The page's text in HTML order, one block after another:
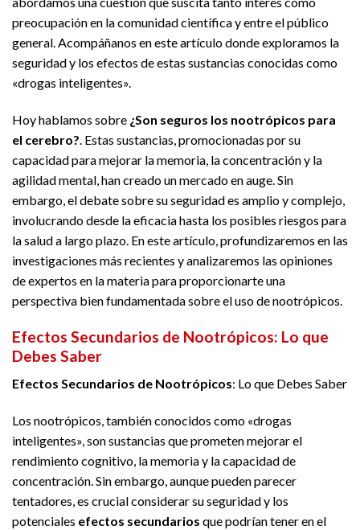
preocupación en la comunidad científica y entre el público
general. Acompáñanos en este artículo donde exploramos la
seguridad y los efectos de estas sustancias conocidas como
«drogas inteligentes».
Hoy hablamos sobre ¿Son seguros los nootrópicos para
el cerebro?. Estas sustancias, promocionadas por su
capacidad para mejorar la memoria, la concentración y la
agilidad mental, han creado un mercado en auge. Sin
embargo, el debate sobre su seguridad es amplio y complejo,
involucrando desde la eficacia hasta los posibles riesgos para
la salud a largo plazo. En este artículo, profundizaremos en las
investigaciones más recientes y analizaremos las opiniones
de expertos en la materia para proporcionarte una
perspectiva bien fundamentada sobre el uso de nootrópicos.
Efectos Secundarios de Nootrópicos: Lo que
Debes Saber
Efectos Secundarios de Nootrópicos: Lo que Debes Saber
Los nootrópicos, también conocidos como «drogas
inteligentes», son sustancias que prometen mejorar el
rendimiento cognitivo, la memoria y la capacidad de
concentración. Sin embargo, aunque pueden parecer
tentadores, es crucial considerar su seguridad y los
potenciales efectos secundarios que podrían tener en el